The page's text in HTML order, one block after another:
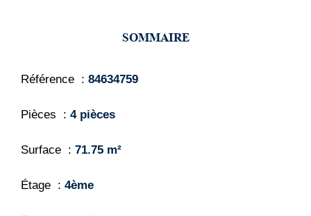
SOMMAIRE
Référence 84634759
Pièces 4 pièces
Surface 71.75 m²
Étage 4ème